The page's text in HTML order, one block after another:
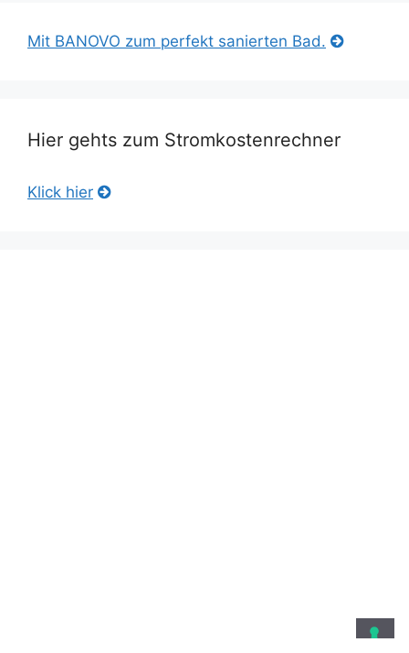
Mit BANOVO zum perfekt sanierten Bad.
Hier gehts zum Stromkostenrechner
Klick hier